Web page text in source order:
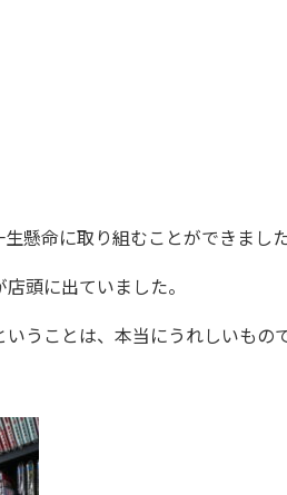
懸命に取り組むことができました
頭に出ていました。
うことは、本当にうれしいもので